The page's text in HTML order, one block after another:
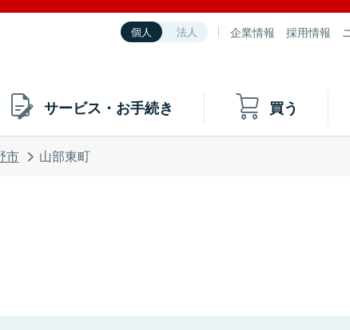
個人 法人 企業情報 採用情報
サービス・お手続き 買う
市 山部東町